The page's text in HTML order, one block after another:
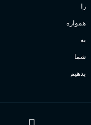
را
همواره
به
شما
بدهیم